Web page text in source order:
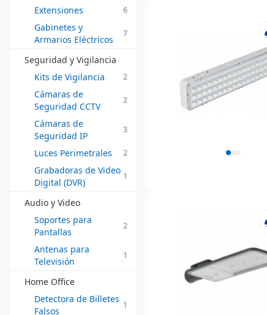
Extensiones 6
Gabinetes y
Armarios Eléctricos
7
Seguridad y Vigilancia
Kits de Vigilancia
2
Cámaras de
Seguridad CCTV
2
Cámaras de
Seguridad IP
3
Luces Perimetrales 2
Grabadoras de Video
Digital (DVR)
1
Audio y Video
Soportes para
Pantallas
2
Antenas para
Televisión
1
Home Office
Detectora de Billetes
Falsos
1